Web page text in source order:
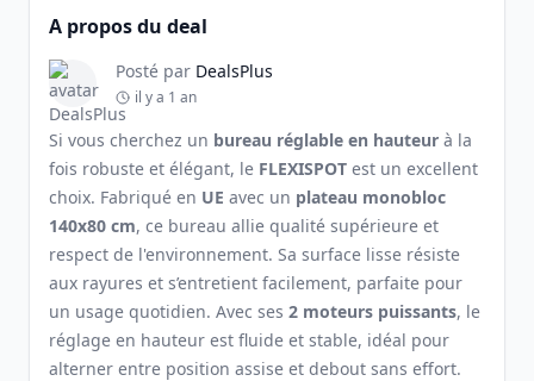
A propos du deal
Posté par DealsPlus
il y a 1 an
Si vous cherchez un bureau réglable en hauteur à la
fois robuste et élégant, le FLEXISPOT est un excellent
choix. Fabriqué en UE avec un plateau monobloc
140x80 cm, ce bureau allie qualité supérieure et
respect de l'environnement. Sa surface lisse résiste
aux rayures et s’entretient facilement, parfaite pour
un usage quotidien. Avec ses 2 moteurs puissants, le
réglage en hauteur est fluide et stable, idéal pour
alterner entre position assise et debout sans effort.